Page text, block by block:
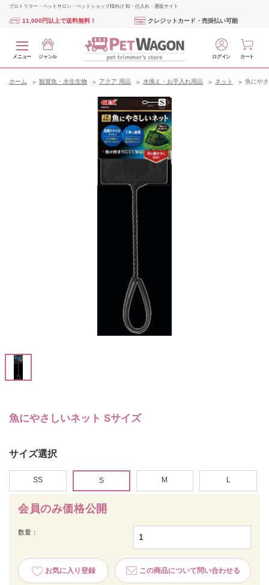
プロトリマー・ペットサロン・ペットショップ様向け 卸・仕入れ・通販サイト
11,000円以上で送料無料！ クレジットカード・売掛払い可能
メニュー ジャンル ログイン カート
ホーム 観賞魚・水生生物 アクア 用品 水換え・お手入れ用品 ネット 魚にや
魚にやさしいネット Sサイズ
会員のみ価格公開
数量：
お気に入り登録 この商品について問い合わせる
サイズ選択
SS S M L